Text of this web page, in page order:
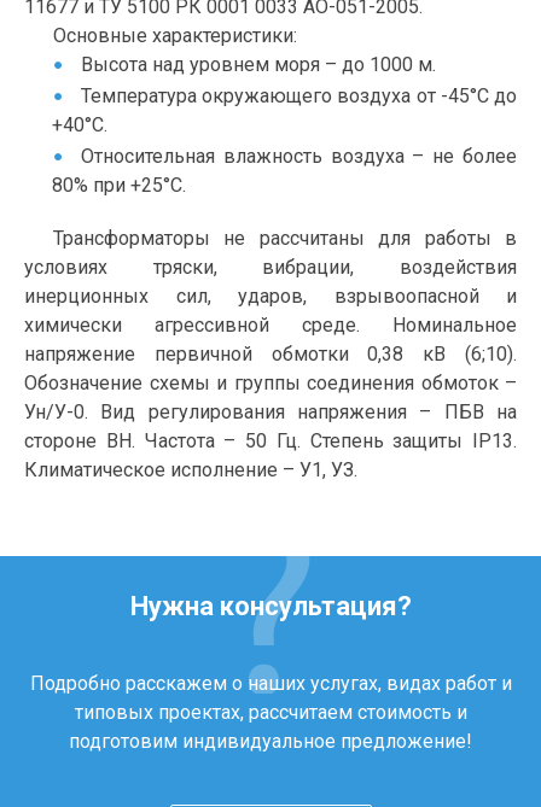
11677 и ТУ 5100 РК 0001 0033 АО-051-2005.
Основные характеристики:
Высота над уровнем моря – до 1000 м.
Температура окружающего воздуха от -45°С до
+40°С.
Относительная влажность воздуха – не более
80% при +25°С.
Трансформаторы не рассчитаны для работы в
условиях тряски, вибрации, воздействия
инерционных сил, ударов, взрывоопасной и
химически агрессивной среде. Номинальное
напряжение первичной обмотки 0,38 кВ (6;10).
Обозначение схемы и группы соединения обмоток –
Ун/У-0. Вид регулирования напряжения – ПБВ на
стороне ВН. Частота – 50 Гц. Степень защиты IP13.
Климатическое исполнение – У1, УЗ.
Нужна консультация?
Подробно расскажем о наших услугах, видах работ и
типовых проектах, рассчитаем стоимость и
подготовим индивидуальное предложение!